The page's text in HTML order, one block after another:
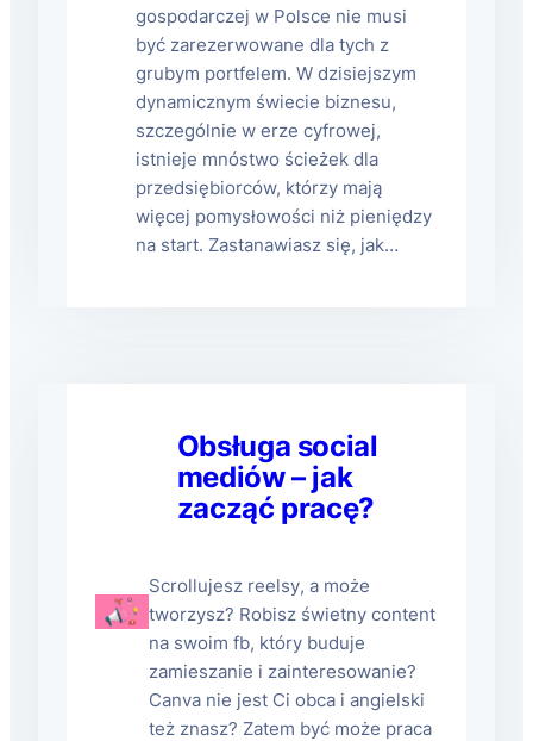
gospodarczej w Polsce nie musi
być zarezerwowane dla tych z
grubym portfelem. W dzisiejszym
dynamicznym świecie biznesu,
szczególnie w erze cyfrowej,
istnieje mnóstwo ścieżek dla
przedsiębiorców, którzy mają
więcej pomysłowości niż pieniędzy
na start. Zastanawiasz się, jak…
Obsługa social
mediów – jak
zacząć pracę?
Scrollujesz reelsy, a może
tworzysz? Robisz świetny content
na swoim fb, który buduje
zamieszanie i zainteresowanie?
Canva nie jest Ci obca i angielski
też znasz? Zatem być może praca